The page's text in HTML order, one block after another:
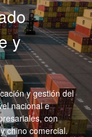
y
y gestión del
nacional e
con
chino comercial.